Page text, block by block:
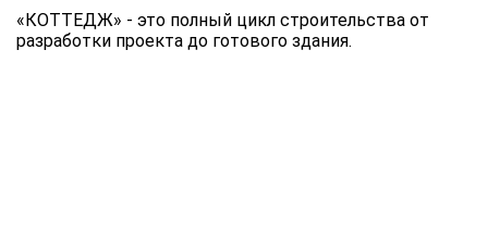
«КОТТЕДЖ» - это полный цикл строительства от
разработки проекта до готового здания.